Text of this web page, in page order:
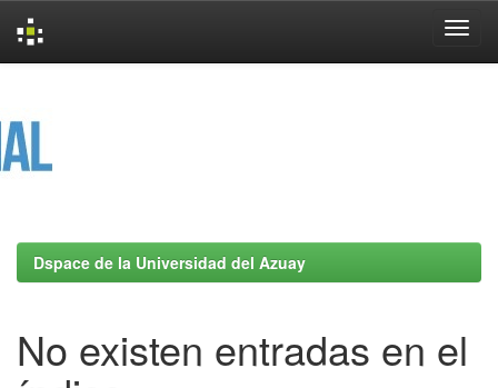
Dspace de la Universidad del Azuay
No existen entradas en el